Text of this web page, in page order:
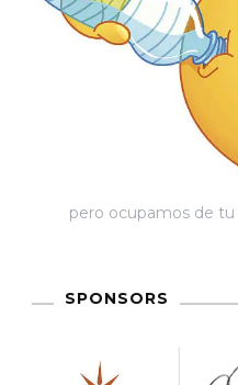
pero ocupamos de tu
SPONSORS